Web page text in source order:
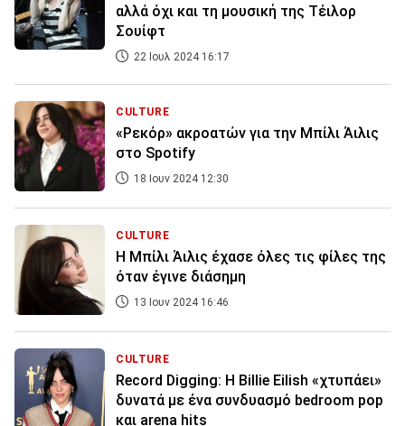
αλλά όχι και τη μουσική της Τέιλορ
Σουίφτ
22 Ιουλ 2024 16:17
CULTURE
«Ρεκόρ» ακροατών για την Μπίλι Άιλις
στο Spotify
18 Ιουν 2024 12:30
CULTURE
Η Μπίλι Άιλις έχασε όλες τις φίλες της
όταν έγινε διάσημη
13 Ιουν 2024 16:46
CULTURE
Record Digging: H Billie Eilish «χτυπάει»
δυνατά με ένα συνδυασμό bedroom pop
και arena hits